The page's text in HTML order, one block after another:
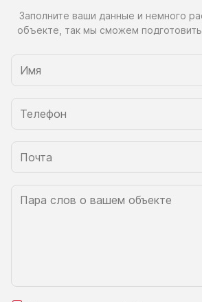
Заполните ваши данные и немного
объекте, так мы сможем